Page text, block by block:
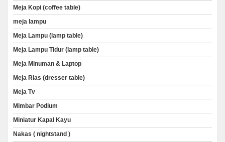
Meja Kopi (coffee table)
meja lampu
Meja Lampu (lamp table)
Meja Lampu Tidur (lamp table)
Meja Minuman & Laptop
Meja Rias (dresser table)
Meja Tv
Mimbar Podium
Miniatur Kapal Kayu
Nakas ( nightstand )